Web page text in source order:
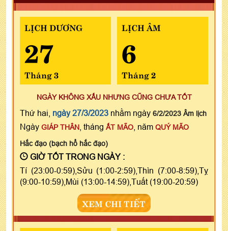
LỊCH DƯƠNG
27
Tháng 3
LỊCH ÂM
6
Tháng 2
NGÀY KHÔNG XẤU NHƯNG CŨNG CHƯA TỐT
Thứ hai, ngày 27/3/2023 nhằm ngày 6/2/2023 Âm lịch
Ngày GIÁP THÂN , tháng ẤT MÃO , năm QUÝ MÃO
Hắc đạo (bạch hổ hắc đạo)
GIỜ TỐT TRONG NGÀY :
Tí (23:00-0:59),Sửu (1:00-2:59),Thìn (7:00-8:59),Tỵ
(9:00-10:59),Mùi (13:00-14:59),Tuất (19:00-20:59)
XEM CHI TIẾT